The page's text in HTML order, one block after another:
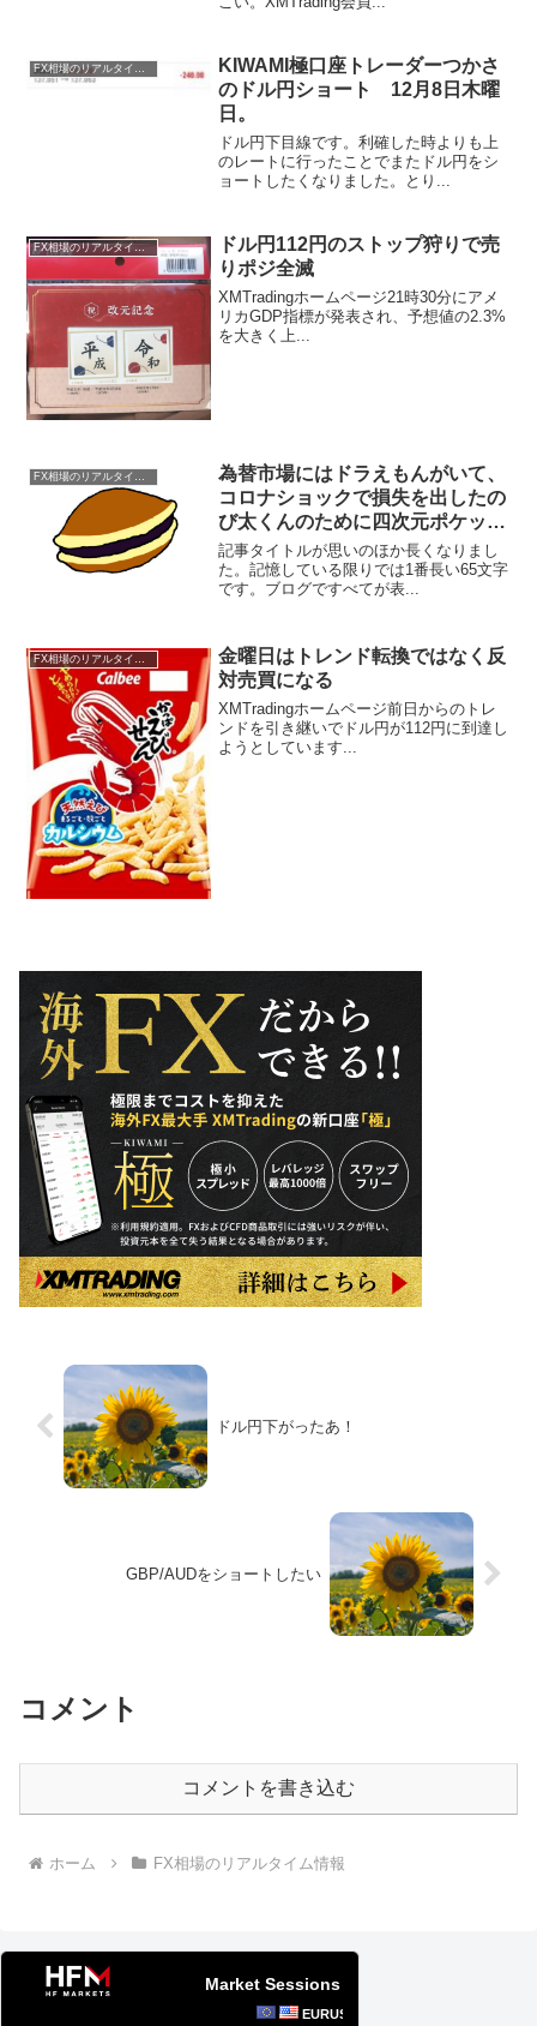
KIWAMI極口座トレーダーつかさ
のドル円ショート 12月8日木曜
日。
ドル円下目線です。利確した時よりも上
のレートに行ったことでまたドル円をシ
ョートしたくなりました。とり...
FX相場のリアルタイム情報
ドル円112円のストップ狩りで売
りポジ全滅
XMTradingホームページ21時30分にアメ
リカGDP指標が発表され、予想値の2.3%
を大きく上...
為替市場にはドラえもんがいて、
コロナショックで損失を出したの
び太くんのために四次元ポケット
からアイテムを出してくれるのが
今の相場。
記事タイトルが思いのほか長くなりまし
た。記憶している限りでは1番長い65文字
です。ブログですべてが表...
FX相場のリアルタイム情報
金曜日はトレンド転換ではなく反
対売買になる
XMTradingホームページ前日からのトレ
ンドを引き継いでドル円が112円に到達し
ようとしています...
ドル円下がったあ！
GBP/AUDをショートしたい
コメント
コメントを書き込む
ホーム FX相場のリアルタイム情報
Market Sessions